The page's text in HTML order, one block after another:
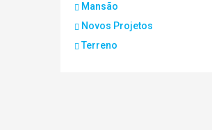
Mansão
Novos Projetos
Terreno